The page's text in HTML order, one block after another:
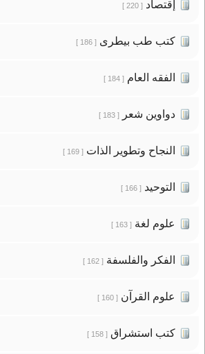
إقتصاد[ 220 ]
كتب طب بيطرى[ 186 ]
الفقه العام[ 184 ]
دواوين شعر[ 183 ]
النجاح وتطوير الذات[ 169 ]
التوحيد[ 166 ]
علوم لغة[ 163 ]
الفكر والفلسفة[ 162 ]
علوم القرآن[ 160 ]
كتب استشراق[ 158 ]